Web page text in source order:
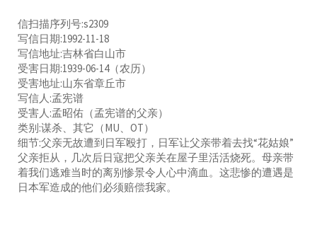
信扫描序列号:s2309
写信日期:1992-11-18
写信地址:吉林省白山市
受害日期:1939-06-14（农历）
受害地址:山东省章丘市
写信人:孟宪谱
受害人:孟昭佑（孟宪谱的父亲）
类别:谋杀、其它（MU、OT）
细节:父亲无故遭到日军殴打，日军让父亲带着去找“花姑娘”
父亲拒从，几次后日寇把父亲关在屋子里活活烧死。母亲带
着我们逃难当时的离别惨景令人心中滴血。这悲惨的遭遇是
日本军造成的他们必须赔偿我家。